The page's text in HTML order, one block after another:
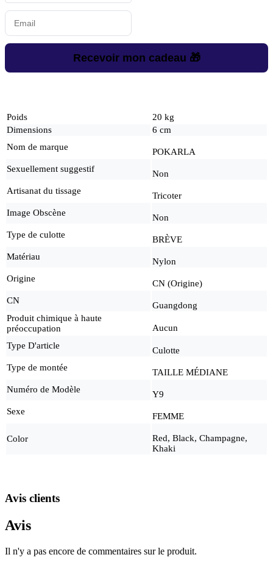
Recevoir mon cadeau 🎁
Poids
20 kg
Dimensions
6 cm
Nom de marque
POKARLA
Sexuellement suggestif
Non
Artisanat du tissage
Tricoter
Image Obscène
Non
Type de culotte
BRÈVE
Matériau
Nylon
Origine
CN (Origine)
CN
Guangdong
Produit chimique à haute
préoccupation
Aucun
Type D'article
Culotte
Type de montée
TAILLE MÉDIANE
Numéro de Modèle
Y9
Sexe
FEMME
Color
Red, Black, Champagne,
Khaki
Avis clients
Avis
Il n'y a pas encore de commentaires sur le produit.